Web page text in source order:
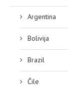
Argentina
Bolivija
Brazil
Čile